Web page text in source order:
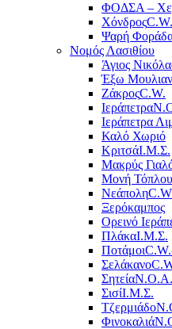
ΦΟΔΣΑ –
ΧόνδροςC.W.
Ψαρή
Νομός Λασιθίου
Άγιος
Έξω
ΖάκροςC.W.
Ιεράπετρα
Ιεράπετρα
Καλό Χωριό
ΚριτσάΙ.Μ.Σ.
Μακρύς
Μονή Τόπλου
Νεάπολη
Ξερόκαμπος
Ορεινό
ΠλάκαΙ.Μ.Σ.
Ποτάμοι
Σελάκανο
ΣητείαΝ.Ο.Α.
ΣισίΙ.Μ.Σ.
Τζερμιάδο
Φινοκαλιά